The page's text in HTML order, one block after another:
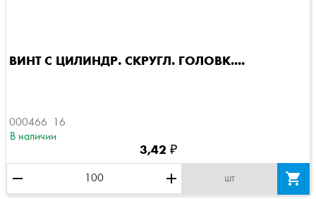
ВИНТ С ЦИЛИНДР. СКРУГЛ. ГОЛОВК....
000466  16
В наличии
3,42 ₽
remove add шт 